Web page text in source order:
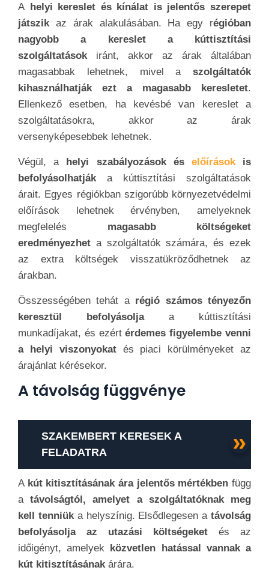
A helyi kereslet és kínálat is jelentős szerepet
játszik az árak alakulásában. Ha egy régióban
nagyobb a kereslet a kúttisztítási
szolgáltatások iránt, akkor az árak általában
magasabbak lehetnek, mivel a szolgáltatók
kihasználhatják ezt a magasabb keresletet.
Ellenkező esetben, ha kevésbé van kereslet a
szolgáltatásokra, akkor az árak
versenyképesebbek lehetnek.
Végül, a helyi szabályozások és előírások is
befolyásolhatják a kúttisztítási szolgáltatások
árait. Egyes régiókban szigorúbb környezetvédelmi
előírások lehetnek érvényben, amelyeknek
megfelelés magasabb költségeket
eredményezhet a szolgáltatók számára, és ezek
az extra költségek visszatükröződhetnek az
árakban.
Összességében tehát a régió számos tényezőn
keresztül befolyásoljaa kúttisztítási
munkadíjakat, és ezértérdemes figyelembe venni
a helyi viszonyokatés piaci körülményeket az
árajánlat kérésekor.
A távolság függvénye
SZAKEMBERT KERESEK A
FELADATRA
A kút kitisztításának ára jelentős mértékben függ
atávolságtól, amelyet a szolgáltatóknak meg
kell tenniüka helyszínig. Elsődlegesen a távolság
befolyásolja az utazási költségeket és az
időigényt, amelyek közvetlen hatással vannak a
kút kitisztításának árára.